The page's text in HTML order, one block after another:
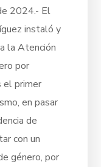
2024.- El
instaló y
la Atención
por
el primer
en pasar
de
con un
género, por